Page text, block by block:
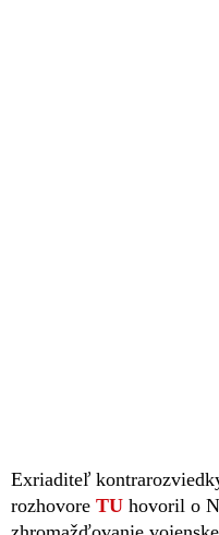
Exriaditeľ
rozhovore TU hovoril o